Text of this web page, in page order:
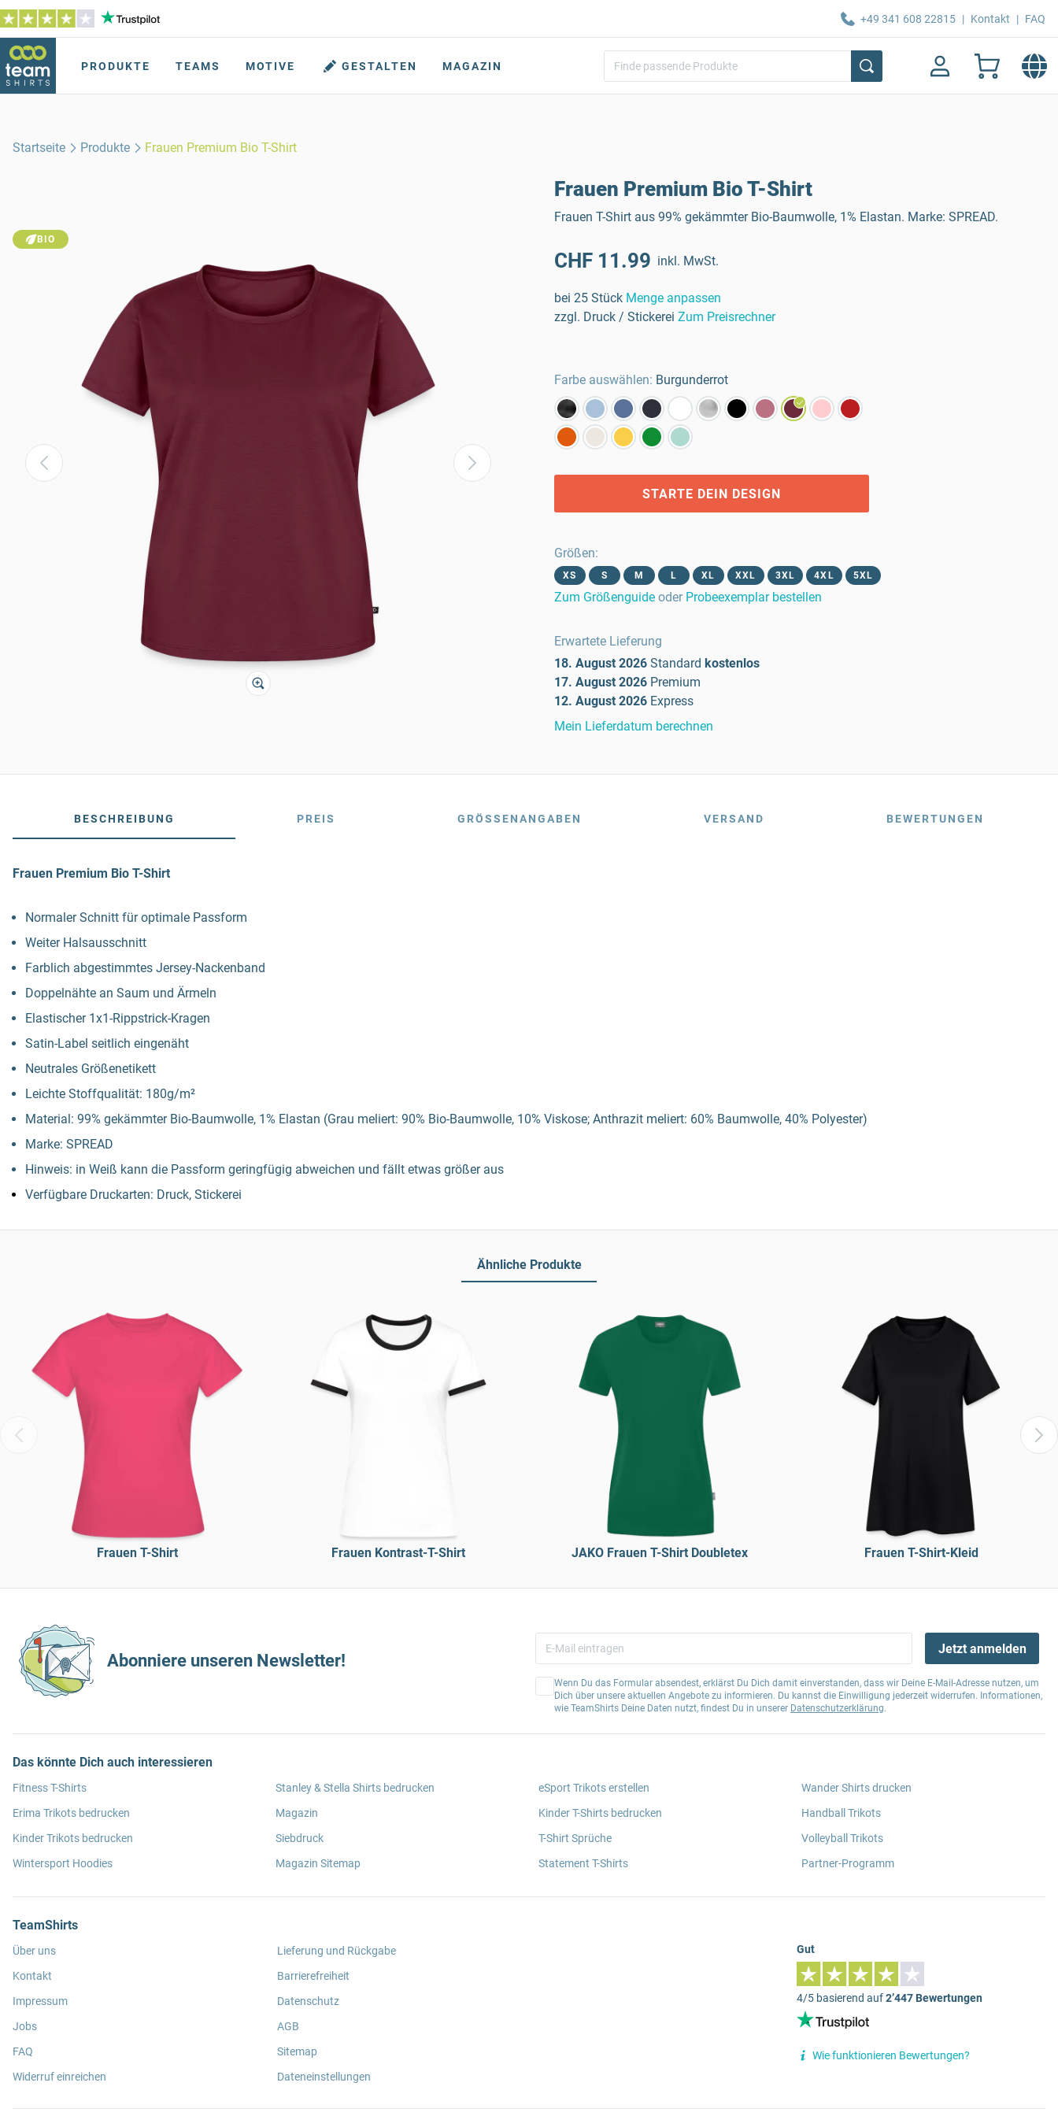
+49 341 608 22815 | Kontakt | FAQ
PRODUKTE TEAMS MOTIVE GESTALTEN MAGAZIN
Startseite Produkte Frauen Premium Bio T-Shirt
BIO
Frauen Premium Bio T-Shirt
Frauen T-Shirt aus 99% gekämmter Bio-Baumwolle, 1% Elastan. Marke: SPREAD.
CHF 11.99 inkl. MwSt.
bei 25 Stück Menge anpassen
zzgl. Druck / Stickerei Zum Preisrechner
Farbe auswählen: Burgunderrot
STARTE DEIN DESIGN
Größen:
XS S M L XL XXL 3XL 4XL 5XL
Zum Größenguide oder Probeexemplar bestellen
Erwartete Lieferung
18. August 2026 Standard kostenlos
17. August 2026 Premium
12. August 2026 Express
Mein Lieferdatum berechnen
BESCHREIBUNG PREIS GRÖSSENANGABEN VERSAND BEWERTUNGEN
Frauen Premium Bio T-Shirt
Normaler Schnitt für optimale Passform
Weiter Halsausschnitt
Farblich abgestimmtes Jersey-Nackenband
Doppelnähte an Saum und Ärmeln
Elastischer 1x1-Rippstrick-Kragen
Satin-Label seitlich eingenäht
Neutrales Größenetikett
Leichte Stoffqualität: 180g/m²
Material: 99% gekämmter Bio-Baumwolle, 1% Elastan (Grau meliert: 90% Bio-Baumwolle, 10% Viskose; Anthrazit meliert: 60% Baumwolle, 40% Polyester)
Marke: SPREAD
Hinweis: in Weiß kann die Passform geringfügig abweichen und fällt etwas größer aus
Verfügbare Druckarten: Druck, Stickerei
Ähnliche Produkte
Frauen T-Shirt Frauen Kontrast-T-Shirt JAKO Frauen T-Shirt Doubletex Frauen T-Shirt-Kleid
Abonniere unseren Newsletter!
Jetzt anmelden
Wenn Du das Formular absendest, erklärst Du Dich damit einverstanden, dass wir Deine E-Mail-Adresse nutzen, um
Dich über unsere aktuellen Angebote zu informieren. Du kannst die Einwilligung jederzeit widerrufen. Informationen,
wie TeamShirts Deine Daten nutzt, findest Du in unserer Datenschutzerklärung.
Das könnte Dich auch interessieren
Fitness T-Shirts
Erima Trikots bedrucken
Kinder Trikots bedrucken
Wintersport Hoodies
Stanley & Stella Shirts bedrucken
Magazin
Siebdruck
Magazin Sitemap
eSport Trikots erstellen
Kinder T-Shirts bedrucken
T-Shirt Sprüche
Statement T-Shirts
Wander Shirts drucken
Handball Trikots
Volleyball Trikots
Partner-Programm
TeamShirts
Über uns
Kontakt
Impressum
Jobs
FAQ
Widerruf einreichen
Lieferung und Rückgabe
Barrierefreiheit
Datenschutz
AGB
Sitemap
Dateneinstellungen
Gut
4/5 basierend auf2’447 Bewertungen
Wie funktionieren Bewertungen?